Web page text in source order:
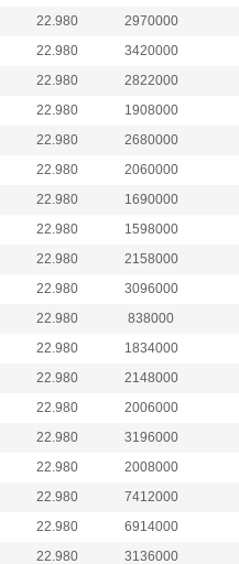
22.980
2970000
22.980
3420000
22.980
2822000
22.980
1908000
22.980
2680000
22.980
2060000
22.980
1690000
22.980
1598000
22.980
2158000
22.980
3096000
22.980
838000
22.980
1834000
22.980
2148000
22.980
2006000
22.980
3196000
22.980
2008000
22.980
7412000
22.980
6914000
22.980
3136000